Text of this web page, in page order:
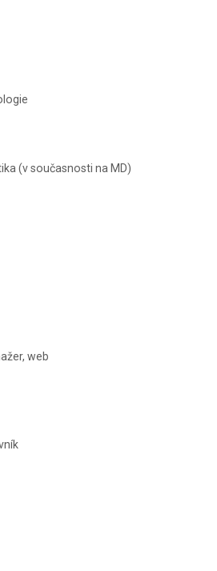
(v současnosti na MD)
web